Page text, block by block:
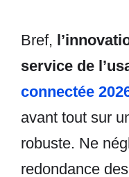
Bref,
service de
connectée
avant tout sur
robuste. Ne
redondance